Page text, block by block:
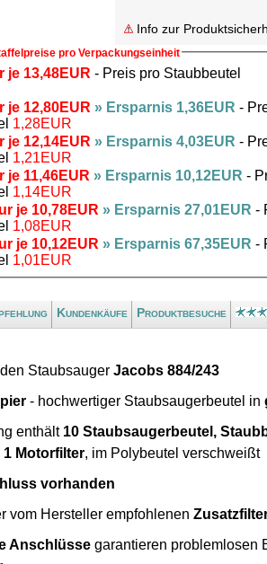
Info zur
pro Verpackungseinheit
1 Stück nur je 13,48EUR - Preis pro Staubbeutel
2 Stück nur je 12,80EUR » Ersparnis 1,36EUR -
1,28EUR
3 Stück nur je 12,14EUR » Ersparnis 4,03EUR -
1,21EUR
5 Stück nur je 11,46EUR » Ersparnis 10,12EUR -
1,14EUR
10 Stück nur je 10,78EUR » Ersparnis 27,01EUR -
1,08EUR
20 Stück nur je 10,12EUR » Ersparnis 67,35EUR -
1,01EUR
Kundenkäufe Produktbesuche
StaubsaugerJacobs 884/243
- hochwertiger Staubsaugerbeutel in
enthält 10 Staubsaugerbeutel,
1 Motorfilter, im Polybeutel verschweißt
vorhanden
vom Hersteller empfohlenen
Anschlüsse garantieren problemlosen